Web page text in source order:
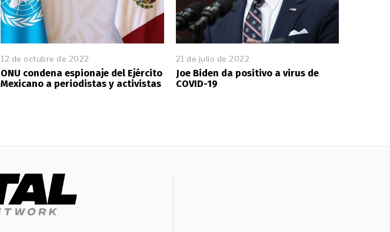
12 de octubre de 2022
2
d
ONU condena espionaje del Ejército
Mexicano a periodistas y activistas
21 de julio de 2022
Joe Biden da positivo a virus de
COVID-19